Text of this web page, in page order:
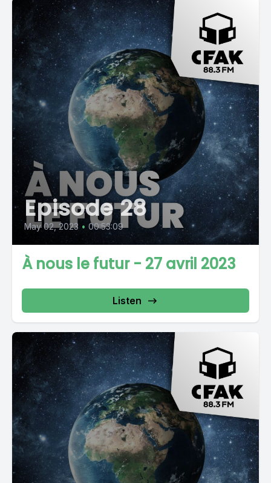
Episode 28
May 02, 2023 • 00:53:09
À nous le futur - 27 avril 2023
Listen